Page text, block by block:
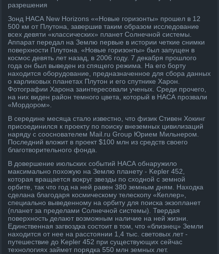
разрешения
Зонд НАСА New Horizons ««Новые горизонты» прошел в 12
500 км от Плутона, завершив таким образом исследование
всех девяти «классических» планет Солнечной системы.
Аппарат передал на Землю первые в истории четкие снимки
поверхности Плутона. «Новые горизонты» был запущен в
космос девять лет назад, в 2006 году. 7 декабря прошлого
года он был выведен из спящего режима. На его борту
находится оборудование, предназначенное для сбора данных
о карликовых планетах Плутон и его спутнике Харон.
Фотографии Харона заинтересовали ученых. Среди прочего,
на них виден район темного цвета, который в НАСА прозвали
«Мордором».
В середине месяца стало известно, что физик Стивен Хокинг
присоединился к проекту по поиску внеземных цивилизаций
наряду с сооснователем Mail.ru Group Юрием Мильнером.
Последний вложит в проект $100 млн из средств своего
благотворительного фонда.
В довершение июльских событий НАСА обнаружило
максимально похожую на Землю планету - Kepler 452,
которая вращается вокруг звезды по сходной с земной
орбите, так что год на ней равен 380 земным дням. Находка
сделана благодаря космическому телескопу «Кеплер»,
специально выведенному на орбиту для поиска экзопланет
(планет за пределами Солнечной системы). Твердая
поверхность делают возможным наличие на ней жизни.
Единственная загвоздка состоит в том, что «близнец» Земли
находится от нее на расстоянии 1,4 тыс. световых лет -
путешествие до Kepler 452 при существующих сейчас
технологиях займет порядка 550 млн земных лет.